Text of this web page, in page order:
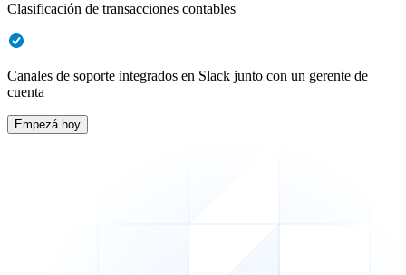
Clasificación de transacciones contables
Canales de soporte integrados en Slack junto con un gerente de
cuenta
Empezá hoy